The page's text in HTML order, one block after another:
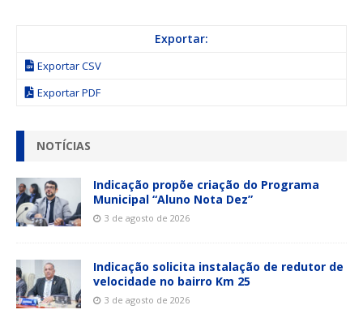
Exportar:
Exportar CSV
Exportar PDF
NOTÍCIAS
Indicação propõe criação do Programa
Municipal “Aluno Nota Dez”
3 de agosto de 2026
Indicação solicita instalação de redutor de
velocidade no bairro Km 25
3 de agosto de 2026